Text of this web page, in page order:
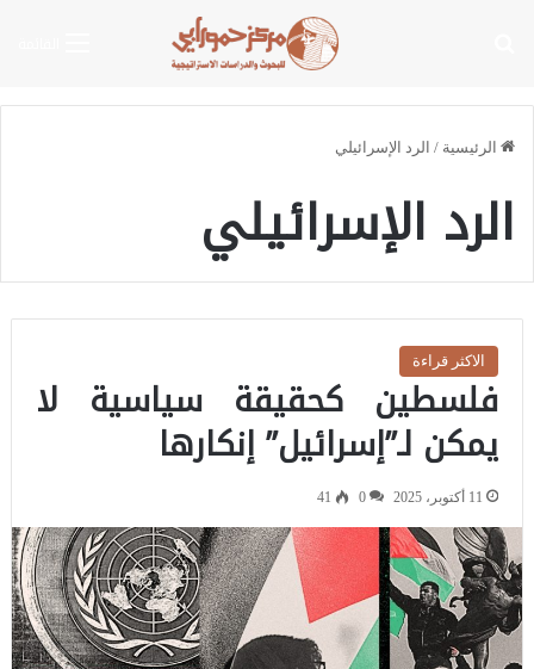
الرئيسية / الرد الإسرائيلي
الرد الإسرائيلي
الاكثر قراءة
فلسطين كحقيقة سياسية لا
يمكن لـ”إسرائيل” إنكارها
11 أكتوبر، 2025 0
41